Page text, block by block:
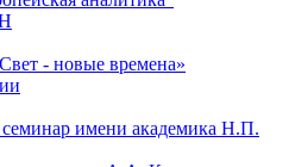
- новые времена»
имени академика Н.П.